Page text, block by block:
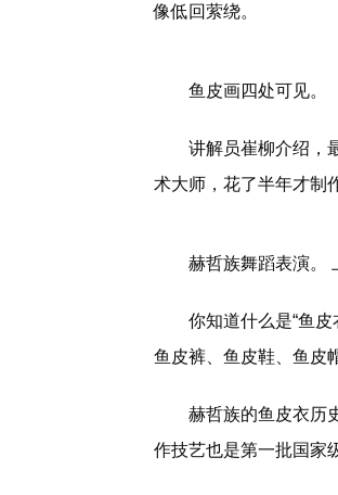
像低回萦绕。
鱼皮画四处可见。
讲解员崔柳介绍，
术大师，花了半年才制
赫哲族舞蹈表演。
你知道什么是“鱼
鱼皮裤、鱼皮鞋、鱼皮
赫哲族的鱼皮衣历
作技艺也是第一批国家